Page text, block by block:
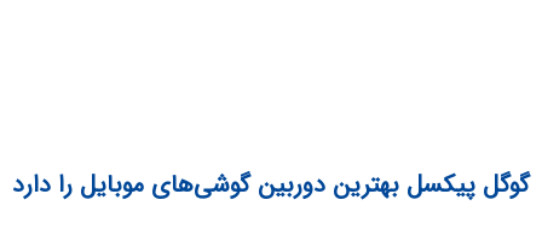
گوگل پیکسل بهترین دوربین گوشی‌‌های موبایل را دارد